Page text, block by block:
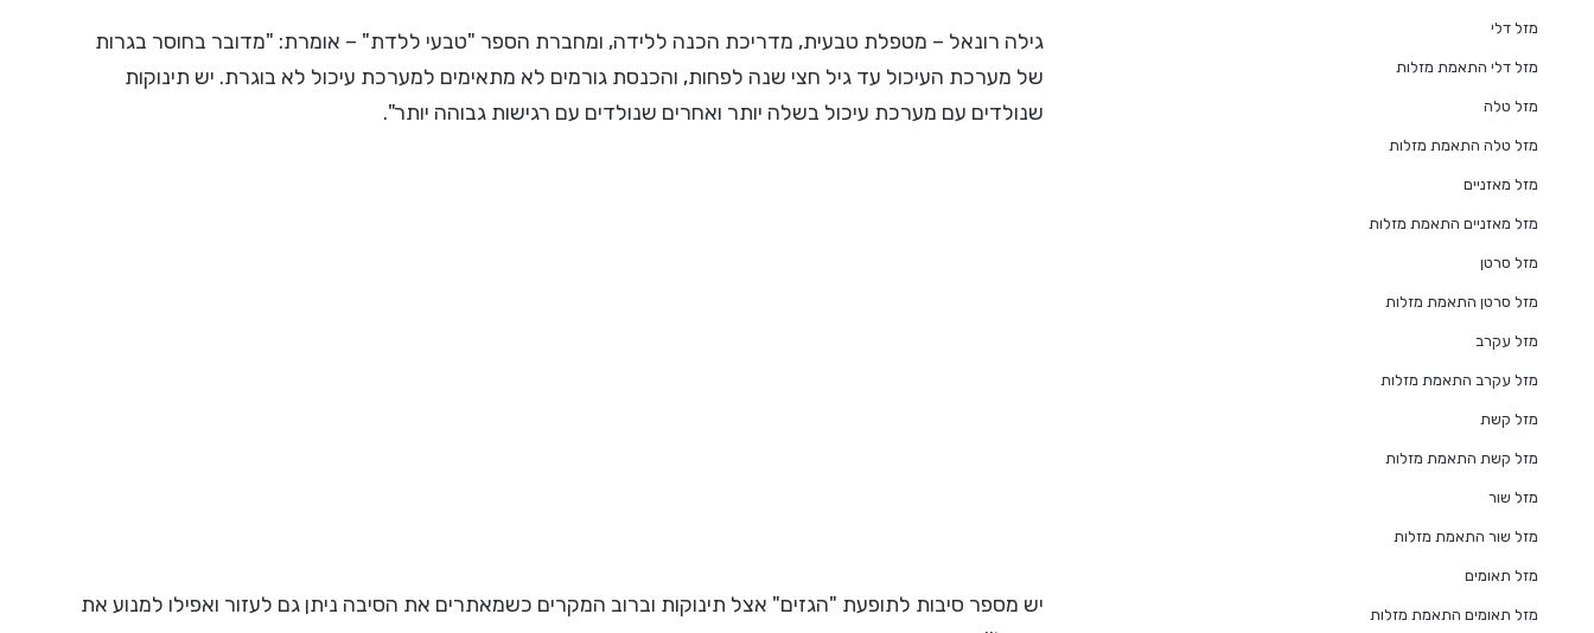
גילה רונאל – מטפלת טבעית, מדריכת הכנה ללידה, ומחברת הספר "טבעי ללדת" – אומרת: "מדובר בחוסר בגרות
של מערכת העיכול עד גיל חצי שנה לפחות, והכנסת גורמים לא מתאימים למערכת עיכול לא בוגרת. יש תינוקות
שנולדים עם מערכת עיכול בשלה יותר ואחרים שנולדים עם רגישות גבוהה יותר".
יש מספר סיבות לתופעת "הגזים" אצל תינוקות וברוב המקרים כשמאתרים את הסיבה ניתן גם לעזור ואפילו למנוע את
מזל דלי
מזל דלי התאמת מזלות
מזל טלה
מזל טלה התאמת מזלות
מזל מאזניים
מזל מאזניים התאמת מזלות
מזל סרטן
מזל סרטן התאמת מזלות
מזל עקרב
מזל עקרב התאמת מזלות
מזל קשת
מזל קשת התאמת מזלות
מזל שור
מזל שור התאמת מזלות
מזל תאומים
מזל תאומים התאמת מזלות